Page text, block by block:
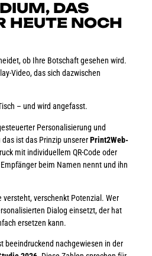
DAS
HEUTE NOCH
ob Ihre Botschaft gesehen wird.
Video, das sich dazwischen
– und wird angefasst.
Personalisierung und
ist das Prinzip unsererPrint2Web-
mit individuellem QR-Code oder
beim Namen nennt und ihn
versteht, verschenkt Potenzial. Wer
Dialog einsetzt, der hat
ersetzen kann.
beeindruckend nachgewiesen in der